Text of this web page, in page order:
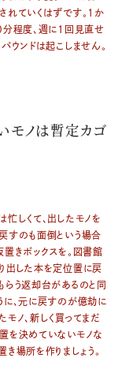
れていくはずです。1か
程度、週に1回見直せ
バウンドは起こしません。
ノは暫定カゴ
忙しくて、出したモノを
すのも面倒という場合
置きボックスを。図書館
出した本を定位置に戻
らう返却台があるのと同
に、元に戻すのが億劫に
モノ、新しく買ってまだ
を決めていないモノな
き場所を作りましょう。